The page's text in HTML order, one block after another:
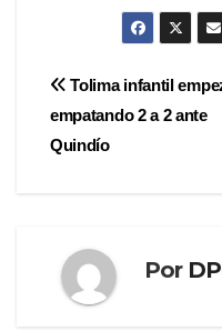
de
Tolima infantil
empatando 2 a 2 ante
Quindío
Por